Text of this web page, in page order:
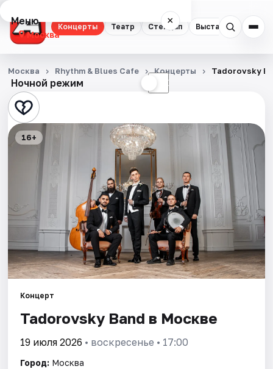
Концерты Театр Стендап Выставки
Меню ×
Москва
Концерты
Театр
Стендап
Выставки
Квесты
Экскурсии
Спорт
События
Артисты
Ночной режим ☾
Москва Rhythm & Blues Cafe Концерты Tadorovsky
16+
Концерт
Tadorovsky Band в Москве
19 июля 2026 • воскресенье • 17:00
Город: Москва